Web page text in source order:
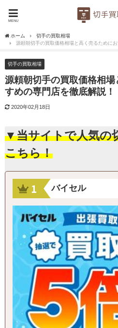
MENU
ホーム
切手の買取相場
源頼朝切手の買取価格相場と高く売るために
切手の買取相場
源頼朝切手の買取価格相
すめの専門店を徹底解説！
2020年02月18日
▼当サイトで人気の
こちら！
バイセル